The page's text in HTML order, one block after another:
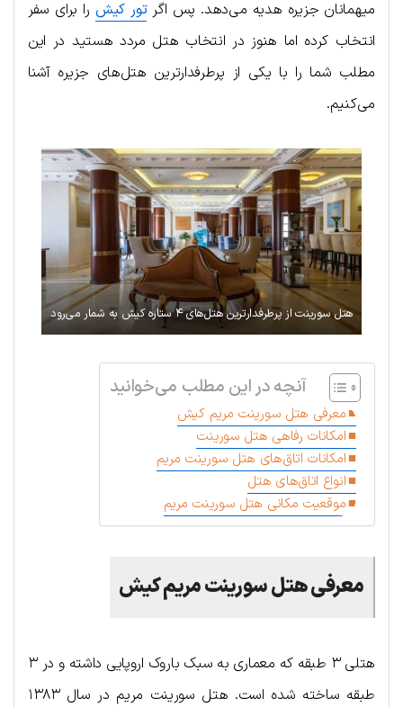
میهمانان جزیره هدیه می‌دهد. پس اگرتور کیش را برای سفر
انتخاب کرده اما هنوز در انتخاب هتل مردد هستید در این
مطلب شما را با یکی از پرطرفدارترین هتل‌های جزیره آشنا
می‌کنیم.
هتل سورینت از پرطرفدارترین هتل‌های ۴ ستاره کیش به شمار می‌رود
آنچه در این مطلب می‌خوانید
معرفی هتل سورینت مریم کیش
امکانات رفاهی هتل سورینت
امکانات اتاق‌های هتل سورینت مریم
انواع اتاق‌های هتل
موقعیت مکانی هتل سورینت مریم
معرفی هتل سورینت مریم کیش
هتلی ۳ طبقه که معماری به سبک باروک اروپایی داشته و در ۳
طبقه ساخته شده است. هتل سورینت مریم در سال ۱۳۸۳